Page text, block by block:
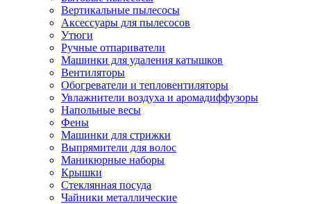
Вертикальные пылесосы
Аксессуары для пылесосов
Утюги
Ручные отпариватели
Машинки для удаления катышков
Вентиляторы
Обогреватели и тепловентиляторы
Увлажнители воздуха и аромадиффузоры
Напольные весы
Фены
Машинки для стрижки
Выпрямители для волос
Маникюрные наборы
Крышки
Стеклянная посуда
Чайники металлические